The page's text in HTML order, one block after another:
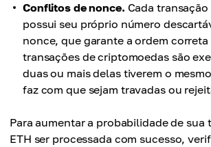
Conflitos de nonce. Cada
possui seu próprio número
nonce, que garante a ordem correta
transações de criptomoedas são
duas ou mais delas tiverem o
faz com que sejam travadas ou
Para aumentar a probabilidade de sua
ETH ser processada com sucesso,